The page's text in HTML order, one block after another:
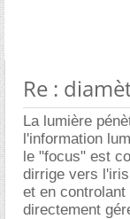
Re :
La lumière
l'information
le "focus" est
dirrige vers
et en
directement